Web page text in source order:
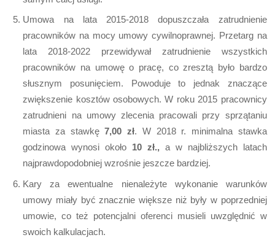
Umowa na lata 2015-2018 dopuszczała zatrudnienie
pracowników na mocy umowy cywilnoprawnej. Przetarg na
lata 2018-2022 przewidywał zatrudnienie wszystkich
pracowników na umowę o pracę, co zresztą było bardzo
słusznym posunięciem. Powoduje to jednak znaczące
zwiększenie kosztów osobowych. W roku 2015 pracownicy
zatrudnieni na umowy zlecenia pracowali przy sprzątaniu
miasta za stawkę7,00 zł. W 2018 r. minimalna stawka
godzinowa wynosi około 10 zł., a w najbliższych latach
najprawdopodobniej wzrośnie jeszcze bardziej.
Kary za ewentualne nienależyte wykonanie warunków
umowy miały być znacznie większe niż były w poprzedniej
umowie, co też potencjalni oferenci musieli uwzględnić w
swoich kalkulacjach.